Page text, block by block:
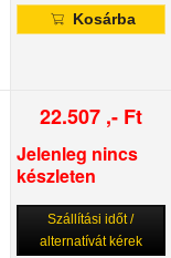
Kosárba
22.507 ,- Ft
Jelenleg nincs
készleten
Szállítási időt /
alternatívát kérek